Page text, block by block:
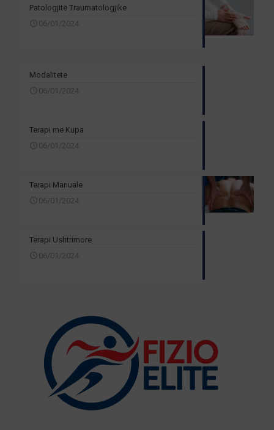
Patologjitë Traumatologjike
06/01/2024
Modalitete
06/01/2024
Terapi me Kupa
06/01/2024
Terapi Manuale
06/01/2024
Terapi Ushtrimore
06/01/2024